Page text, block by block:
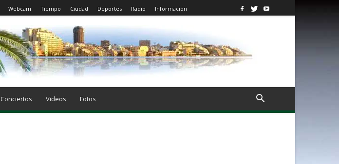
Webcam Tiempo Ciudad Deportes Radio Información
Conciertos Videos Fotos